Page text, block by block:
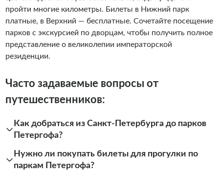
пройти многие километры. Билеты в Нижний парк
платные, в Верхний — бесплатные. Сочетайте посещение
парков с экскурсией по дворцам, чтобы получить полное
представление о великолепии императорской
резиденции.
Часто задаваемые вопросы от
путешественников:
Как добраться из Санкт-Петербурга до парков
Петергофа?
Нужно ли покупать билеты для прогулки по
паркам Петергофа?